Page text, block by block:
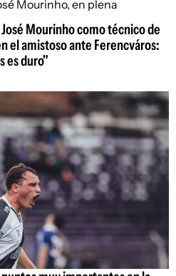
Mourinho como técnico de
el amistoso ante Ferencváros:
es duro"